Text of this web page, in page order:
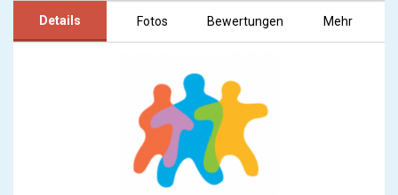
Details Fotos Bewertungen Mehr